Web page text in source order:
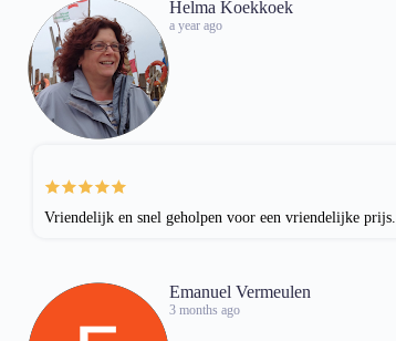
Helma Koekkoek
a year ago
Vriendelijk en snel geholpen voor een vriendelijke prijs.
Emanuel Vermeulen
3 months ago